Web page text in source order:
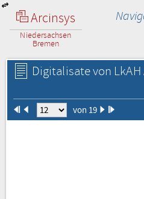
Arcinsys
Niedersachsen
Bremen
Digitalisate von LkAH
von 19